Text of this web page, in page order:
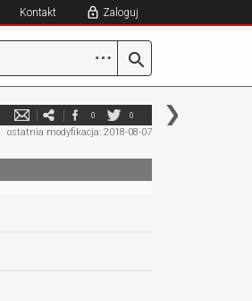
Kontakt Zaloguj
⋯
0 0
ostatnia modyfikacja: 2018-08-07